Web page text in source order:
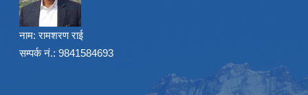
नाम: रामशरण राई
सम्पर्क नं.: 9841584693